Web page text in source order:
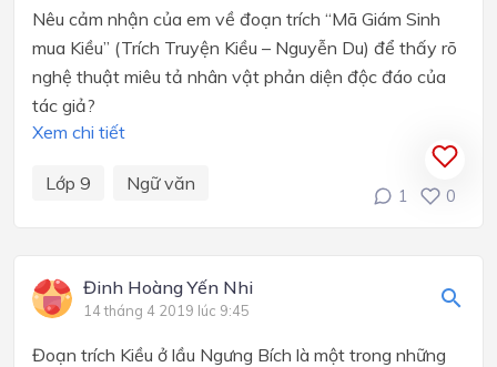
Nêu cảm nhận của em về đoạn trích “Mã Giám Sinh
mua Kiều” (Trích Truyện Kiều – Nguyễn Du) để thấy rõ
nghệ thuật miêu tả nhân vật phản diện độc đáo của
tác giả?
Xem chi tiết
Lớp 9 Ngữ văn
1 0
Đinh Hoàng Yến Nhi
14 tháng 4 2019 lúc 9:45
Đoạn trích Kiều ở lầu Ngưng Bích là một trong những